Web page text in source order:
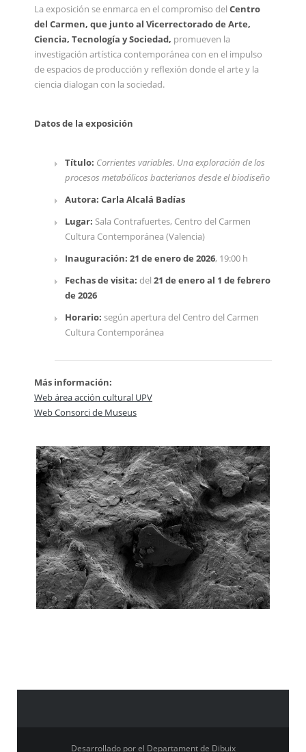
La exposición se enmarca en el compromiso del Centro
del Carmen, que junto al Vicerrectorado de Arte,
Ciencia, Tecnología y Sociedad, promueven la
investigación artística contemporánea con en el impulso
de espacios de producción y reflexión donde el arte y la
ciencia dialogan con la sociedad.
Datos de la exposición
Título: Corrientes variables. Una exploración de los
procesos metabólicos bacterianos desde el biodiseño
Autora: Carla Alcalá Badías
Lugar: Sala Contrafuertes, Centro del Carmen
Cultura Contemporánea (Valencia)
Inauguración: 21 de enero de 2026, 19:00 h
Fechas de visita: del 21 de enero al 1 de febrero
de 2026
Horario: según apertura del Centro del Carmen
Cultura Contemporánea
Más información:
Web área acción cultural UPV
Web Consorci de Museus
Desarrollado por el Departament de Dibuix